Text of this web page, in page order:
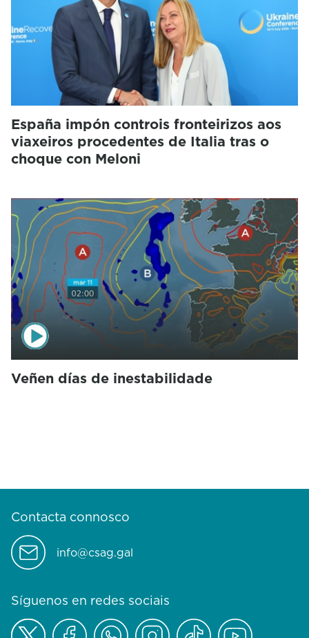
España impón controis fronteirizos aos
viaxeiros procedentes de Italia tras o
choque con Meloni
Veñen días de inestabilidade
Contacta connosco
info@csag.gal
Síguenos en redes sociais